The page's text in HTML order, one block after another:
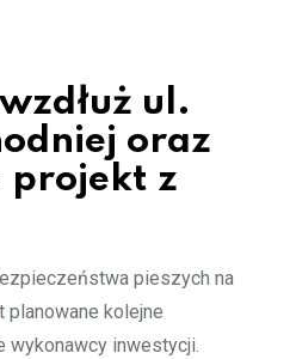
ul.
oraz
projekt z
pieszych na
planowane kolejne
wykonawcy inwestycji.